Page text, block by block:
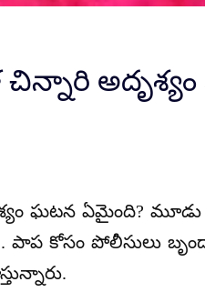
అదృశ్యం
ఘటన ఏమైంది? మూడు
పాప కోసం పోలీసులు